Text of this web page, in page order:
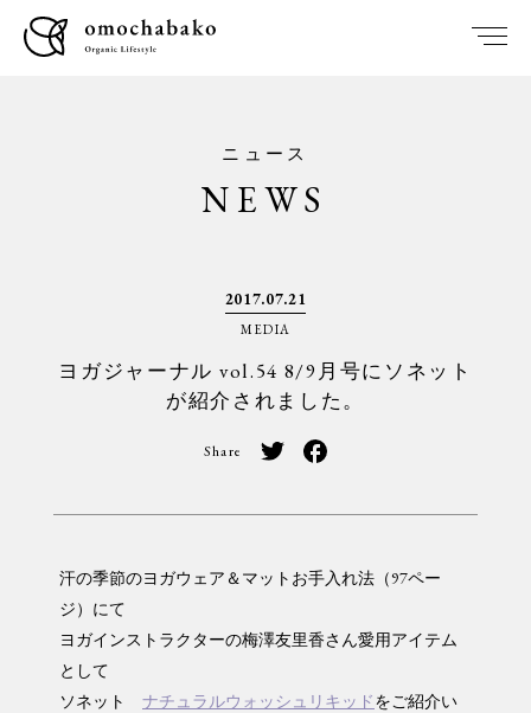
ニュース
NEWS
2017.07.21
MEDIA
ヨガジャーナル vol.54 8/9月号にソネット
が紹介されました。
Share
汗の季節のヨガウェア＆マットお手入れ法（97ペー
ジ）にて
ヨガインストラクターの梅澤友里香さん愛用アイテム
として
ソネット ナチュラルウォッシュリキッドをご紹介い